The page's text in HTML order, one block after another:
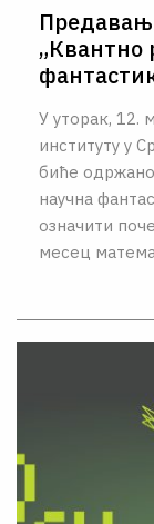
„Квантно
У уторак, 12.
институту у
биће
научна
означити
месец